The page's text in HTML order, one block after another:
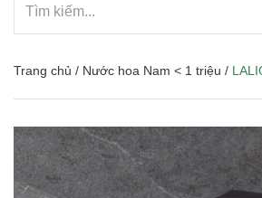
Trang chủ / Nước hoa Nam < 1 triệu /